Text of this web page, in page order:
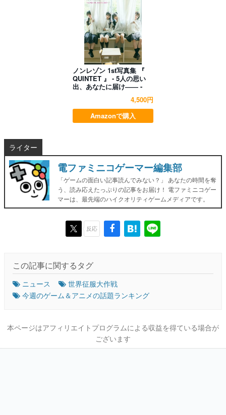
ノンレゾン 1st写真集 『
QUINTET 』 - 5人の思い
出、あなたに届け―― -
4,500円
Amazonで購入
ライター
電ファミニコゲーマー編集部
「ゲームの面白い記事読んでみない？」 あなたの時間を奪
う、読み応えたっぷりの記事をお届け！ 電ファミニコゲー
マーは、最先端のハイクオリティゲームメディアです。
反応
この記事に関するタグ
ニュース
世界征服大作戦
今週のゲーム＆アニメの話題ランキング
本ページはアフィリエイトプログラムによる収益を得ている場合が
ございます